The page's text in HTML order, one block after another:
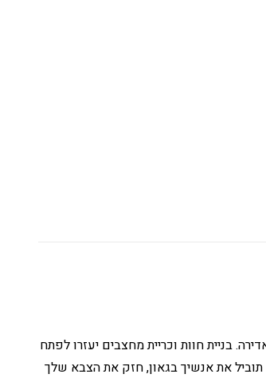
לאומה אדירה. בניית חוות וכריית מחצבים יעזרו לפתח
את אנשיך בגאון, חזק את הצבא שלך